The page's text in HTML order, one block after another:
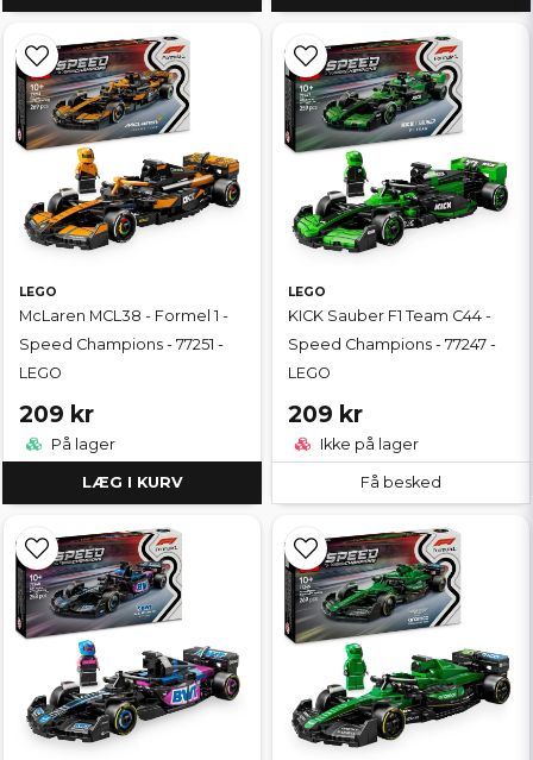
LEGO
McLaren MCL38 - Formel 1 -
Speed Champions - 77251 -
LEGO
209 kr
På lager
LÆG I KURV
LEGO
KICK Sauber F1 Team C44 -
Speed Champions - 77247 -
LEGO
209 kr
Ikke på lager
Få besked